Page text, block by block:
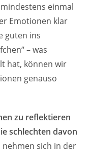
einmal
Emotionen klar
guten ins
– was
hat, können wir
genauso
zu reflektieren
schlechten davon
nehmen sich in der